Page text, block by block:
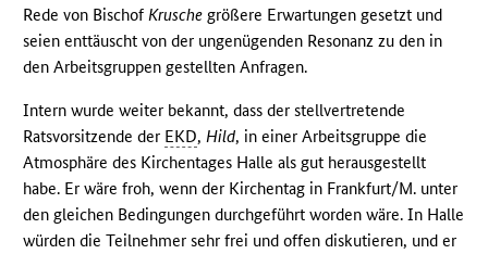
Rede von Bischof Krusche größere Erwartungen gesetzt und
seien enttäuscht von der ungenügenden Resonanz zu den in
den Arbeitsgruppen gestellten Anfragen.
Intern wurde weiter bekannt, dass der stellvertretende
Ratsvorsitzende der EKD, Hild, in einer Arbeitsgruppe die
Atmosphäre des Kirchentages Halle als gut herausgestellt
habe. Er wäre froh, wenn der Kirchentag in Frankfurt/M. unter
den gleichen Bedingungen durchgeführt worden wäre. In Halle
würden die Teilnehmer sehr frei und offen diskutieren, und er